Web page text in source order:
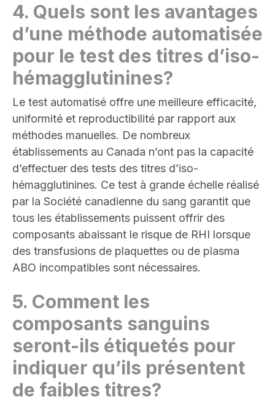
4. Quels sont les avantages
d’une méthode automatisée
pour le test des titres d’iso-
hémagglutinines?
Le test automatisé offre une meilleure efficacité,
uniformité et reproductibilité par rapport aux
méthodes manuelles. De nombreux
établissements au Canada n’ont pas la capacité
d’effectuer des tests des titres d’iso-
hémagglutinines. Ce test à grande échelle réalisé
par la Société canadienne du sang garantit que
tous les établissements puissent offrir des
composants abaissant le risque de RHI lorsque
des transfusions de plaquettes ou de plasma
ABO incompatibles sont nécessaires.
5. Comment les
composants sanguins
seront-ils étiquetés pour
indiquer qu’ils présentent
de faibles titres?